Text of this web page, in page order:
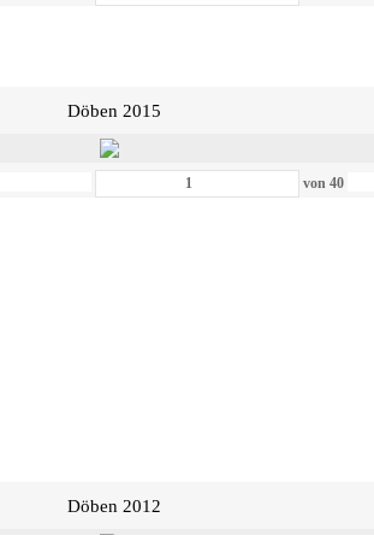
Döben 2015
von40
Döben 2012